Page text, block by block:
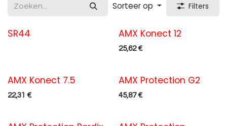
Sorteer op Filters
Texte du badge
SR44 AMX Konect 12
25,62€
AMX Konect 7.5
22,31 €
AMX Protection G2
45,87€